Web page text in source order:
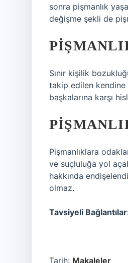
sonra pişmanlık
değişme şekli de
Sınır kişilik
takip edilen kendine
başkalarına karşı
Pişmanlıklara
ve suçluluğa yol
hakkında
olmaz.
Tavsiyeli
Tarih: Makaleler